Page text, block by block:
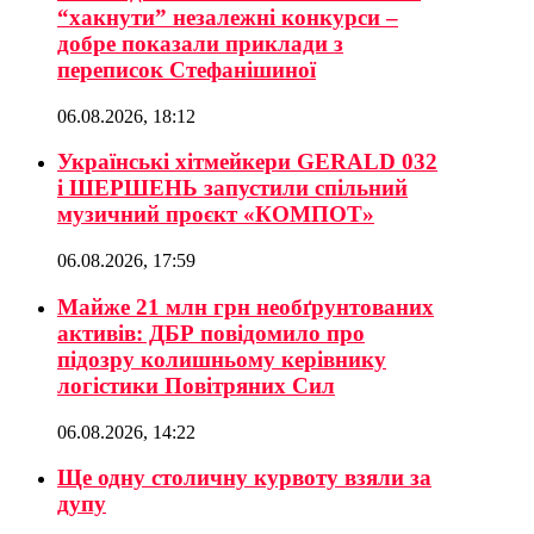
“хакнути” незалежні конкурси –
добре показали приклади з
переписок Стефанішиної
06.08.2026, 18:12
Українські хітмейкери GERALD 032
і ШЕРШЕНЬ запустили спільний
музичний проєкт «КОМПОТ»
06.08.2026, 17:59
Майже 21 млн грн необґрунтованих
активів: ДБР повідомило про
підозру колишньому керівнику
логістики Повітряних Сил
06.08.2026, 14:22
Ще одну столичну курвоту взяли за
дупу